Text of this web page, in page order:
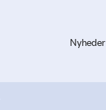
Nyheder